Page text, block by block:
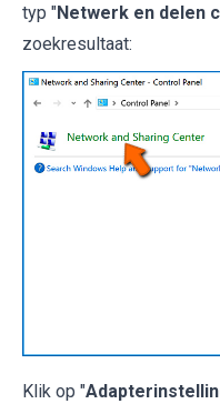
typ "Netwerk en delen
zoekresultaat:
Klik op "